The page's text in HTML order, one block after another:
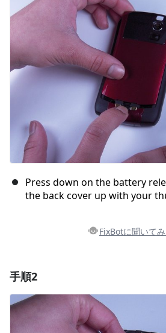
Press down on the battery
the back cover up with your
FixBotに聞いて
コメントを追加
手順2